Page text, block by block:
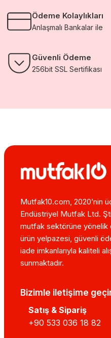
Ödeme Kolaylıkları
Anlaşmalı Bankalar ile
Güvenli Ödeme
256bit SSL Sertifikası
Mutfak10.com, 2020’nin
Endüstriyel Mutfak Ltd.
mutfak sektörüne yönelik
ürün yelpazesi, güvenli
iade imkanlarıyla kaliteli
sunmaktadır.
Bizimle iletişime
Satış & Sipariş
+90 533 036 18 82